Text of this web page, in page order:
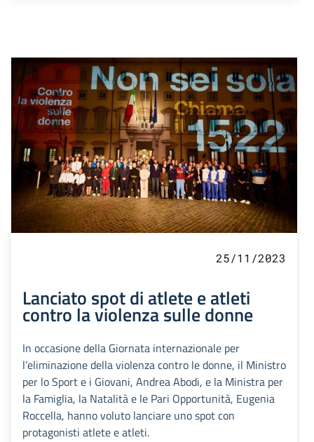
25/11/2023
Lanciato spot di atlete e atleti
contro la violenza sulle donne
In occasione della Giornata internazionale per
l’eliminazione della violenza contro le donne, il Ministro
per lo Sport e i Giovani, Andrea Abodi, e la Ministra per
la Famiglia, la Natalità e le Pari Opportunità, Eugenia
Roccella, hanno voluto lanciare uno spot con
protagonisti atlete e atleti.